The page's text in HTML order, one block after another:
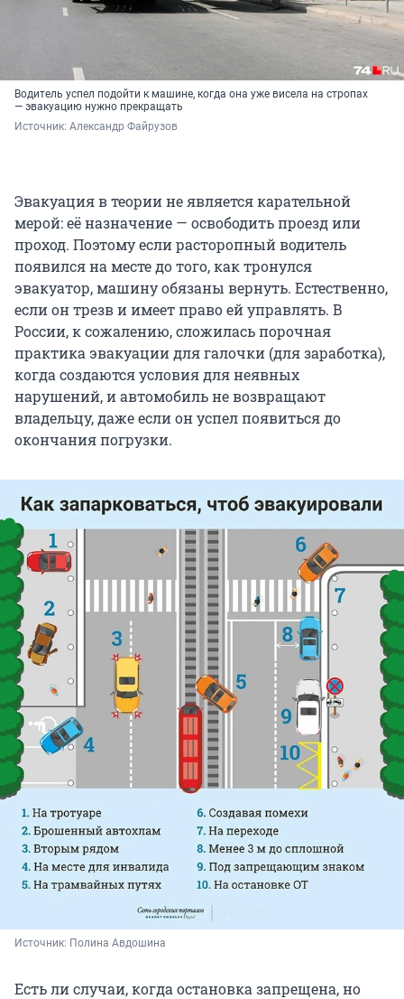
Водитель успел подойти к машине, когда она уже висела на стропах
— эвакуацию нужно прекращать
Источник: Александр Файрузов
Эвакуация в теории не является карательной
мерой: её назначение — освободить проезд или
проход. Поэтому если расторопный водитель
появился на месте до того, как тронулся
эвакуатор, машину обязаны вернуть. Естественно,
если он трезв и имеет право ей управлять. В
России, к сожалению, сложилась порочная
практика эвакуации для галочки (для заработка),
когда создаются условия для неявных
нарушений, и автомобиль не возвращают
владельцу, даже если он успел появиться до
окончания погрузки.
Источник: Полина Авдошина
Есть ли случаи, когда остановка запрещена, но